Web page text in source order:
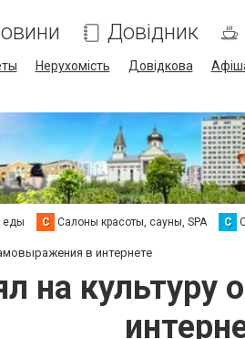
Довідник
Нерухомість Довідкова
еды С Салоны красоты, сауны, SPA С
в интернете
на